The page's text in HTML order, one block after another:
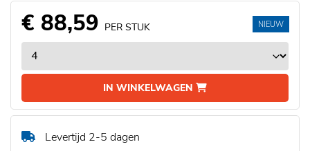
€ 88,59 PER STUK
IN WINKELWAGEN
NIEUW
Levertijd 2-5 dagen